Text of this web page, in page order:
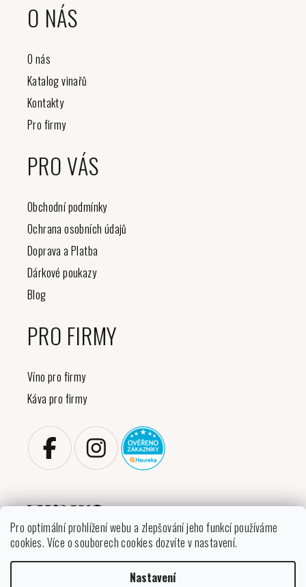
Pro optimální prohlížení webu a zlepšování jeho funkcí používáme
cookies. Více o souborech cookies dozvíte v nastavení.
Nastavení
O NÁS
O nás
Katalog vinařů
Kontakty
Pro firmy
PRO VÁS
Obchodní podmínky
Ochrana osobních údajů
Doprava a Platba
Dárkové poukazy
Blog
PRO FIRMY
Víno pro firmy
Káva pro firmy
Copyright 2026VINIKO. Všechna práva vyhrazena.
Upravit nastavení cookies